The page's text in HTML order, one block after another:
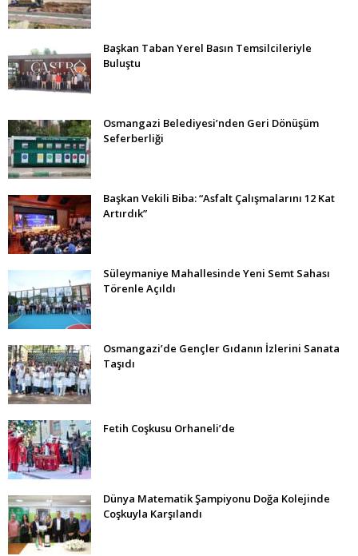
Başkan Taban Yerel Basın Temsilcileriyle
Buluştu
Osmangazi Belediyesi’nden Geri Dönüşüm
Seferberliği
Başkan Vekili Biba: “Asfalt Çalışmalarını 12 Kat
Artırdık”
Süleymaniye Mahallesinde Yeni Semt Sahası
Törenle Açıldı
Osmangazi’de Gençler Gıdanın İzlerini Sanata
Taşıdı
Fetih Coşkusu Orhaneli’de
Dünya Matematik Şampiyonu Doğa Kolejinde
Coşkuyla Karşılandı